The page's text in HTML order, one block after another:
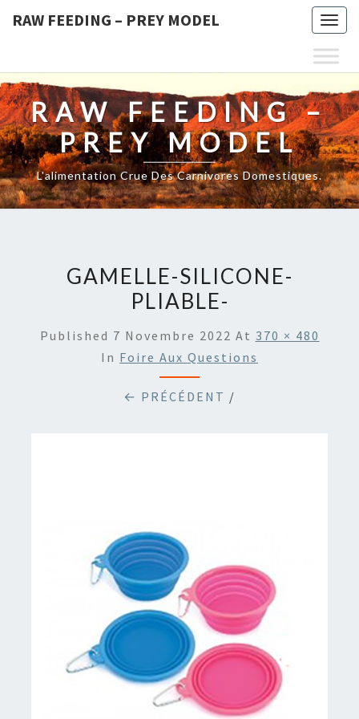
RAW FEEDING – PREY MODEL
RAW FEEDING –
PREY MODEL
L'alimentation Crue Des Carnivores Domestiques.
GAMELLE-SILICONE-
PLIABLE-
Published 7 Novembre 2022 At 370 × 480
In Foire Aux Questions
← PRÉCÉDENT /